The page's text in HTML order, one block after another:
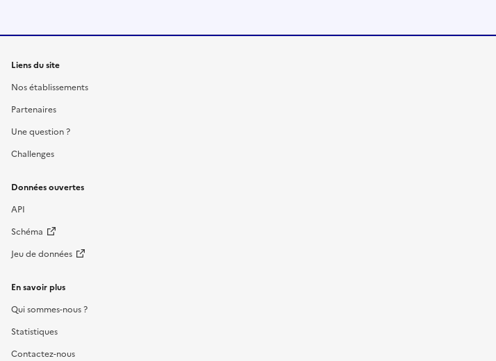
Liens du site
Nos établissements
Partenaires
Une question ?
Challenges
Données ouvertes
API
Schéma
Jeu de données
En savoir plus
Qui sommes-nous ?
Statistiques
Contactez-nous